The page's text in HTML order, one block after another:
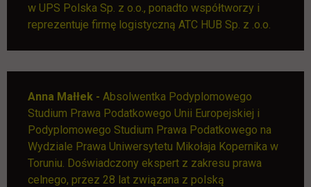
w UPS Polska Sp. z o.o., ponadto współtworzy i
reprezentuje firmę logistyczną ATC HUB Sp. z .o.o.
Anna Małłek - Absolwentka Podyplomowego
Studium Prawa Podatkowego Unii Europejskiej i
Podyplomowego Studium Prawa Podatkowego na
Wydziale Prawa Uniwersytetu Mikołaja Kopernika w
Toruniu. Doświadczony ekspert z zakresu prawa
celnego, przez 28 lat związana z polską